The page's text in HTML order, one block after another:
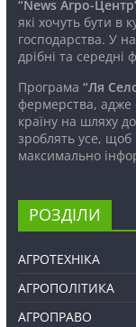
“News Агро-
які хочуть бути в
господарства. У
дрібні та
Програма “Ля
фермерства, адже
країну на шляху
зроблять усе,
максимально
РОЗДІЛИ
АГРОТЕХНІКА
АГРОПОЛІТИКА
АГРОПРАВО